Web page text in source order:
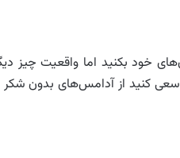
خود بکنید اما واقعیت چیز
کنید از آدامس‌های بدون شکر